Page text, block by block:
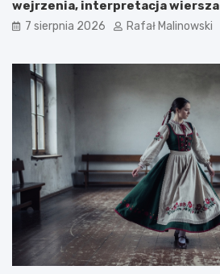
wejrzenia, interpretacja wiersza
7 sierpnia 2026 Rafał Malinowski